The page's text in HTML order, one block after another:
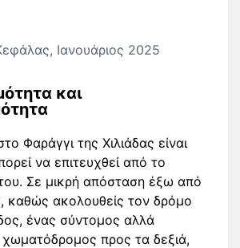
Ιανουάριος 2025
και
Φαράγγι της Χιλιάδας είναι
να επιτευχθεί από το
Σε μικρή απόσταση έξω από
καθώς ακολουθείς τον δρόμο
ένας σύντομος αλλά
προς τα δεξιά,